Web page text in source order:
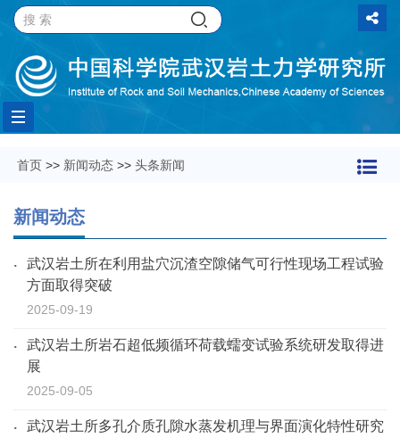
Toggle
navigation
首页 >> 新闻动态 >> 头条新闻
新闻动态
武汉岩土所在利用盐穴沉渣空隙储气可行性现场工程试验
方面取得突破
2025-09-19
武汉岩土所岩石超低频循环荷载蠕变试验系统研发取得进
展
2025-09-05
武汉岩土所多孔介质孔隙水蒸发机理与界面演化特性研究